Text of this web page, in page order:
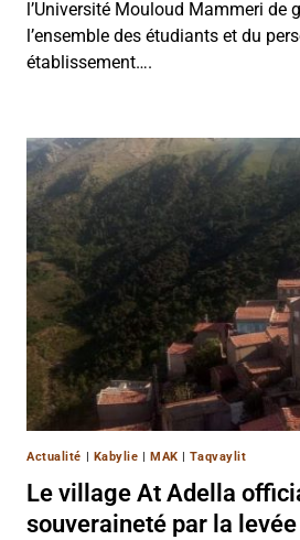
l’Université Mouloud Mammeri de
l’ensemble des étudiants et du
établissement….
Actualité Kabylie MAK |Taqvaylit
Le village At Adella
souveraineté par la